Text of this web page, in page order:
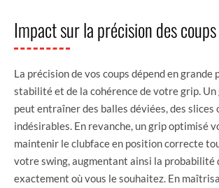
Impact sur la précision des coups
La précision de vos coups dépend en grande
stabilité et de la cohérence de votre grip.
peut entraîner des balles déviées, des slices
indésirables. En revanche, un grip optimisé
maintenir le clubface en position correcte
votre swing, augmentant ainsi la probabilité
exactement où vous le souhaitez. En